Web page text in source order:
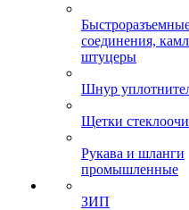
соединения,
штуцеры
Шнур
Щетки
Рукава и шланги
промышленные
ЗИП